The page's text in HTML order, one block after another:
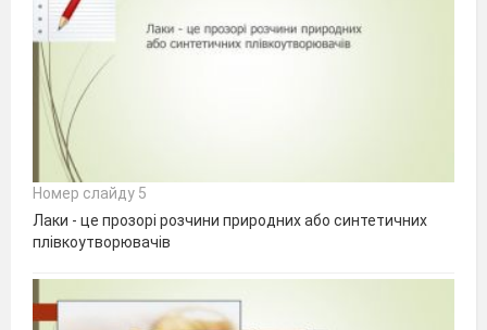
Номер слайду 5
Лаки - це прозорі розчини природних або синтетичних
плівкоутворювачів